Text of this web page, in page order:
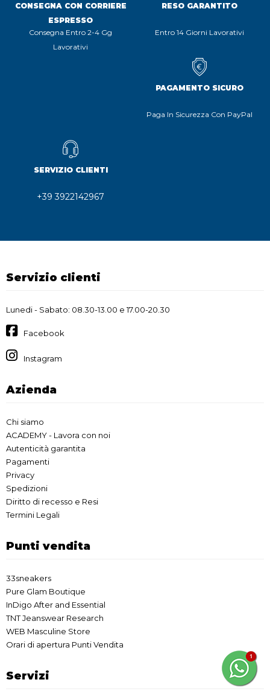
CONSEGNA CON CORRIERE
ESPRESSO
Consegna Entro 2-4 Gg
Lavorativi
RESO GARANTITO
Entro 14 Giorni Lavorativi
PAGAMENTO SICURO
Paga In Sicurezza Con PayPal
SERVIZIO CLIENTI
+39 3922142967
Servizio clienti
Lunedi - Sabato: 08.30-13.00 e 17.00-20.30
Facebook
Instagram
Azienda
Chi siamo
ACADEMY - Lavora con noi
Autenticità garantita
Pagamenti
Privacy
Spedizioni
Diritto di recesso e Resi
Termini Legali
Punti vendita
33sneakers
Pure Glam Boutique
InDigo After and Essential
TNT Jeanswear Research
WEB Masculine Store
Orari di apertura Punti Vendita
Servizi